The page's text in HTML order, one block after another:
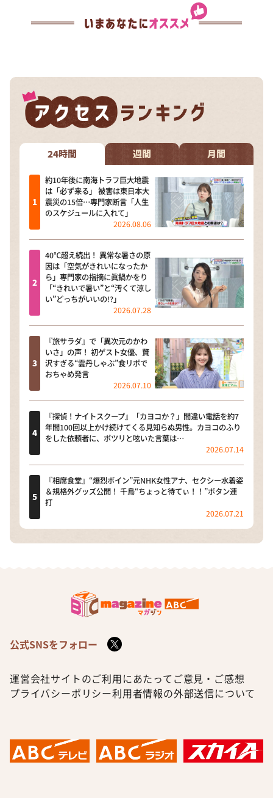
24時間 週間 月間
約10年後に南海トラフ巨大地震
は「必ず来る」 被害は東日本大
震災の15倍…専門家断言「人生
のスケジュールに入れて」
2026.08.06
40℃超え続出！ 異常な暑さの原
因は「空気がきれいになったか
ら」専門家の指摘に眞鍋かをり
「“きれいで暑い”と“汚くて涼し
い”どっちがいいの!?」
2026.07.28
『旅サラダ』で「異次元のかわ
いさ」の声！ 初ゲスト女優、贅
沢すぎる“雲丹しゃぶ”食リポで
おちゃめ発言
2026.07.10
『探偵！ナイトスクープ』「カヨコか？」間違い電話を約7
年間100回以上かけ続けてくる見知らぬ男性。カヨコのふり
をした依頼者に、ポツリと呟いた言葉は…
2026.07.14
『相席食堂』“爆烈ボイン”元NHK女性アナ、セクシー水着姿
＆規格外グッズ公開！ 千鳥“ちょっと待てぃ！！”ボタン連
打
2026.07.21
公式SNSをフォロー
運営会社サイトのご利用にあたって ご意見・ご感想
プライバシーポリシー利用者情報の外部送信について